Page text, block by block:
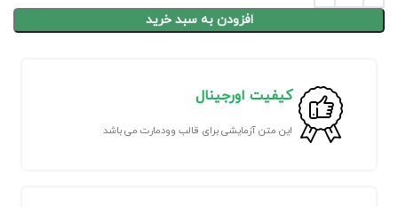
افزودن به سبد خرید
کیفیت اورجینال
این متن آزمایشی برای قالب وودمارت می باشد